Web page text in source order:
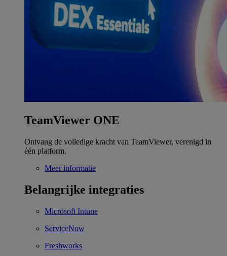
TeamViewer ONE
Ontvang de volledige kracht van TeamViewer, verenigd in
één platform.
Meer informatie
Belangrijke integraties
Microsoft Intune
ServiceNow
Freshworks